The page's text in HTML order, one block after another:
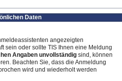
Daten
angezeigten
sein oder sollte TIS Ihnen eine Meldung
Angaben unvollständig sind, können
Beachten Sie, dass die Anmeldung
wird und wiederholt werden